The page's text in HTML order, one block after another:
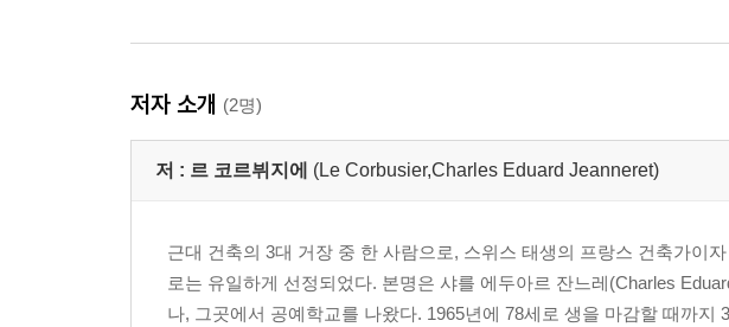
저자 소개 (2명)
저 : 르 코르뷔지에 (Le Corbusier,Charles Eduard Jeanneret)
근대 건축의 3대 거장 중 한 사람으로, 스위스 태생의 프랑스 건축가이
로는 유일하게 선정되었다. 본명은 샤를 에두아르 잔느레(Charles
나, 그곳에서 공예학교를 나왔다. 1965년에 78세로 생을 마감할 때까지